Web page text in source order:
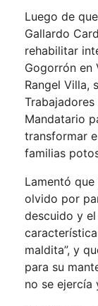
Luego de
Gallardo
rehabilitar
Gogorrón en
Rangel Villa,
Mandatario
transformar
familias
Lamentó
olvido por
descuido y
maldita”, y
para su
no se ejercía